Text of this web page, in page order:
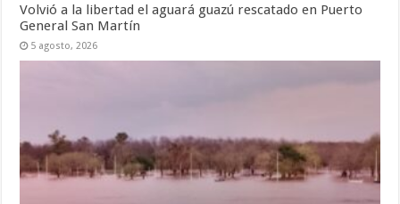
Volvió a la libertad el aguará guazú rescatado en Puerto
General San Martín
5 agosto, 2026